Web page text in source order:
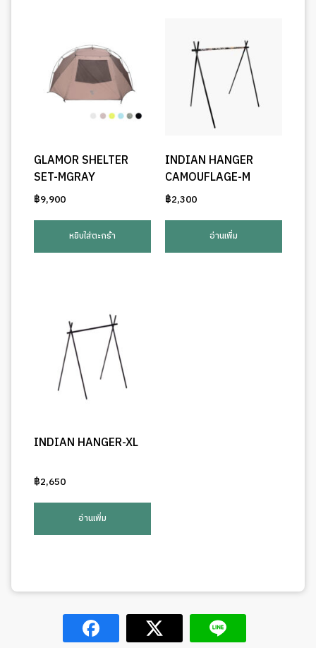
page
GLAMOR SHELTER
SET-MGRAY
฿9,900
หยิบใส่ตะกร้า
INDIAN HANGER
CAMOUFLAGE-M
฿2,300
อ่านเพิ่ม
INDIAN HANGER-XL
฿2,650
อ่านเพิ่ม